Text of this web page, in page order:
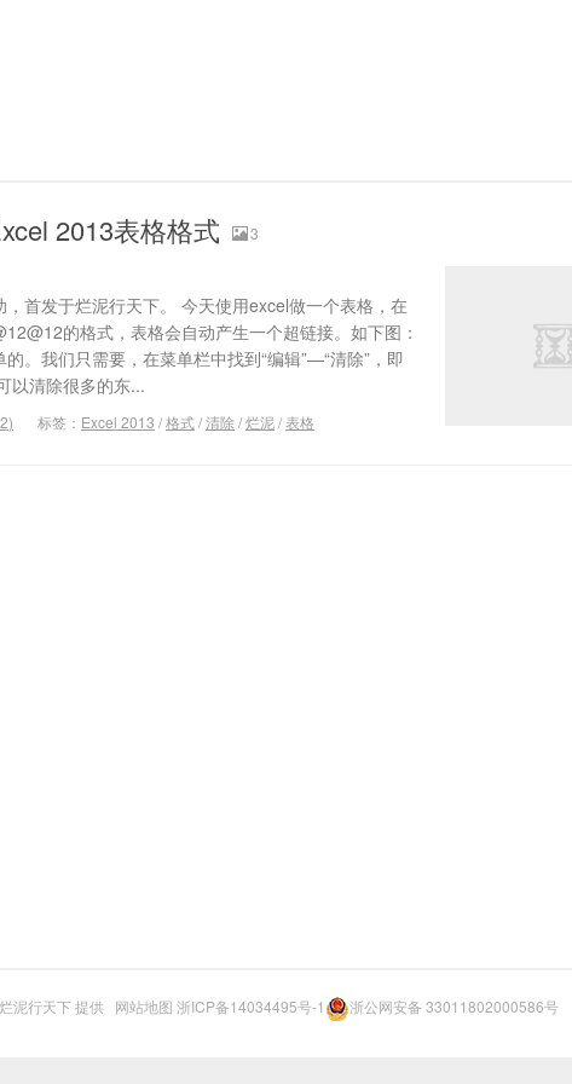
2013表格格式
3
首发于烂泥行天下。 今天使用excel做一个表格，在
的格式，表格会自动产生一个超链接。如下图：
。我们只需要，在菜单栏中找到“编辑”—“清除”，即
以清除很多的东...
2) 标签： Excel 2013 /格式/清除 /烂泥/表格
烂泥行天下提供 网站地图 浙ICP备14034495号-1 浙公网安备 33011802000586号